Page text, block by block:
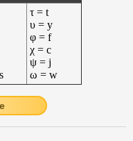
τ = t
υ = y
φ = f
χ = c
ψ = j
ω = w